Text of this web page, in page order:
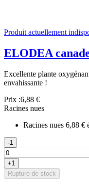
Produit actuellement
ELODEA
Excellente plante
envahissante !
Prix :6,88 €
Racines nues
Racines nues 6,88 €
-1
+1
Rupture de stock